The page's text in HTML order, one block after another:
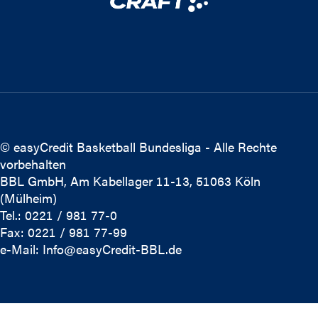
© easyCredit Basketball Bundesliga - Alle Rechte
vorbehalten
BBL GmbH, Am Kabellager 11-13, 51063 Köln
(Mülheim)
Tel.: 0221 / 981 77-0
Fax: 0221 / 981 77-99
e-Mail: Info@easyCredit-BBL.de